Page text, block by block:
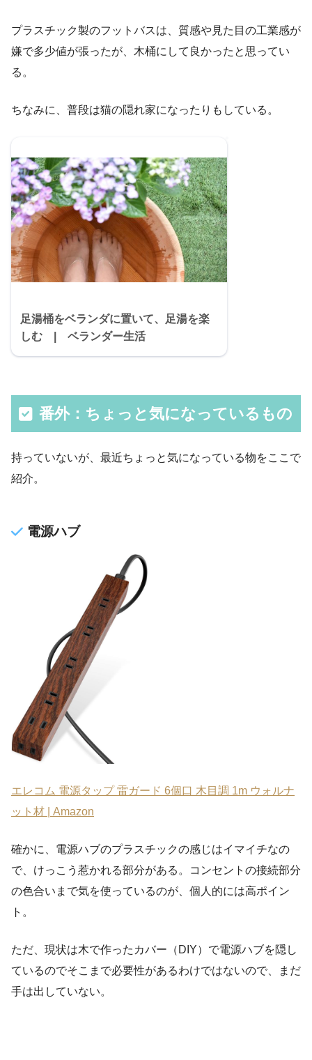
プラスチック製のフットバスは、質感や見た目の工業感が
嫌で多少値が張ったが、木桶にして良かったと思ってい
る。
ちなみに、普段は猫の隠れ家になったりもしている。
足湯桶をベランダに置いて、足湯を楽
しむ | ベランダー生活
番外：ちょっと気になっているもの
持っていないが、最近ちょっと気になっている物をここで
紹介。
電源ハブ
エレコム 電源タップ 雷ガード 6個口 木目調 1m ウォルナ
ット材 | Amazon
確かに、電源ハブのプラスチックの感じはイマイチなの
で、けっこう惹かれる部分がある。コンセントの接続部分
の色合いまで気を使っているのが、個人的には高ポイン
ト。
ただ、現状は木で作ったカバー（DIY）で電源ハブを隠し
ているのでそこまで必要性があるわけではないので、まだ
手は出していない。